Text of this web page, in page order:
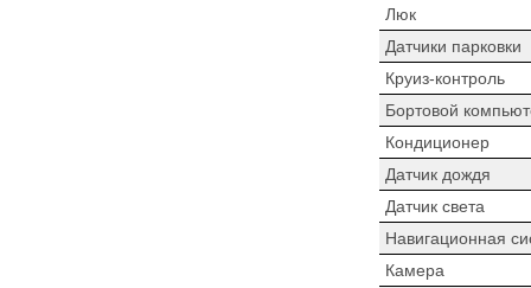
Люк
Датчики парковки
Круиз-контроль
Бортовой
Кондиционер
Датчик дождя
Датчик света
Навигационная
Камера